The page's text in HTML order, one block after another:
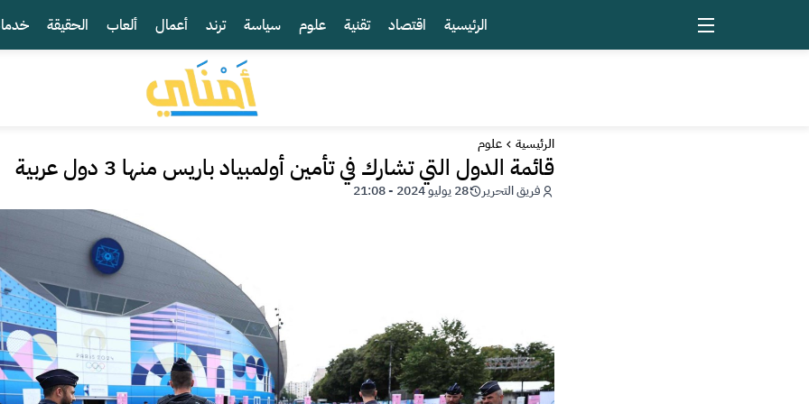
الرئيسية اقتصاد تقنية علوم سياسة ترند أعمال ألعاب الحقيقة
الرئيسية علوم
قائمة الدول التي تشارك في تأمين أولمبياد باريس منها 3 دول عربية
فريق التحرير 28 يوليو 2024 - 21:08